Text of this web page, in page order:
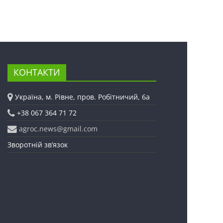
КОНТАКТИ
Україна, м. Рівне, пров. Робітничий, 6а
+38 067 364 71 72
agroc.news@gmail.com
Зворотній зв’язок